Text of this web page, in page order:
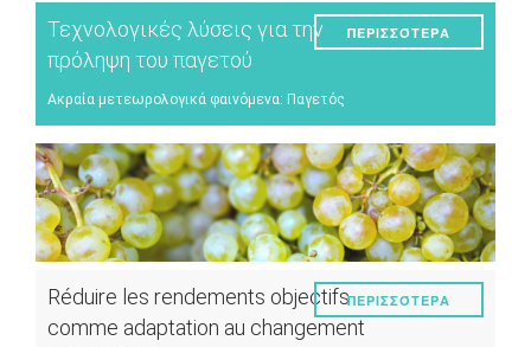
Τεχνολογικές λύσεις για την
πρόληψη του παγετού
Ακραία μετεωρολογικά φαινόμενα: Παγετός
ΠΕΡΙΣΣΌΤΕΡΑ
Réduire les rendements objectifs
comme adaptation au changement
ΠΕΡΙΣΣΌΤΕΡΑ